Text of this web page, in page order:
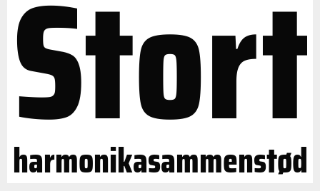
Stort
harmonikasammenstød